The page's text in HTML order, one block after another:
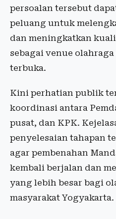
persoalan tersebut
peluang untuk
dan meningkatkan
sebagai venue
terbuka.
Kini perhatian publik
koordinasi antara
pusat, dan KPK.
penyelesaian tahapan
agar pembenahan
kembali berjalan dan
yang lebih besar bagi
masyarakat Yogyakarta.